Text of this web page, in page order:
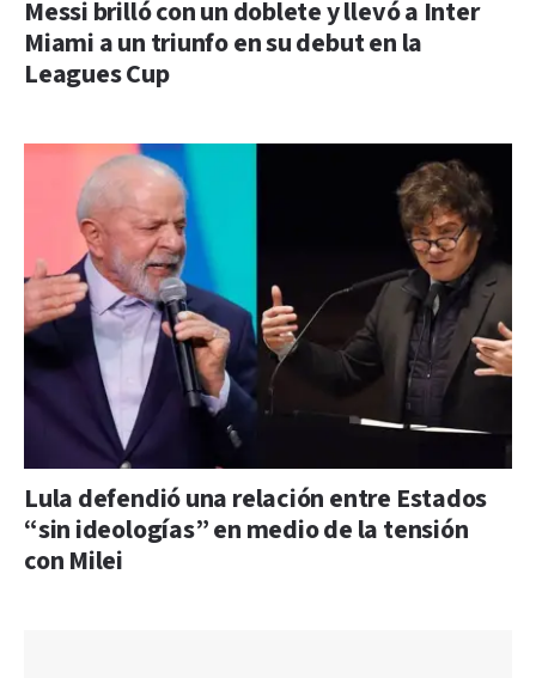
Messi brilló con un doblete y llevó a Inter
Miami a un triunfo en su debut en la
Leagues Cup
Lula defendió una relación entre Estados
“sin ideologías” en medio de la tensión
con Milei